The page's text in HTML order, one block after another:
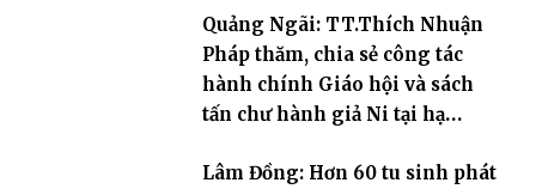
Quảng Ngãi: TT.Thích Nhuận
Pháp thăm, chia sẻ công tác
hành chính Giáo hội và sách
tấn chư hành giả Ni tại hạ
tỉnh
Lâm Đồng: Hơn 60 tu sinh phát